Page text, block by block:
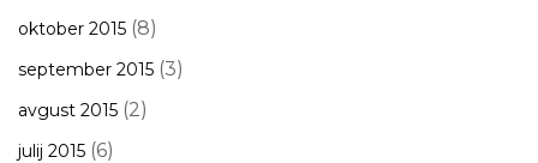
oktober 2015 (8)
september 2015 (3)
avgust 2015 (2)
julij 2015 (6)